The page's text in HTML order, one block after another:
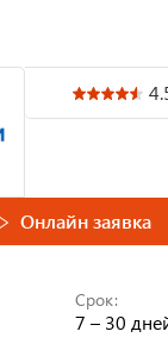
Онлайн заявка
Срок:
7 – 30